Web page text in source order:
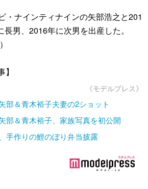
・ナインティナインの矢部浩之と201
男、2016年に次男を出産した。
《モデルプレス》
部＆青木裕子夫妻の2ショット
部＆青木裕子、家族写真を初公開
手作りの鯉のぼり弁当披露